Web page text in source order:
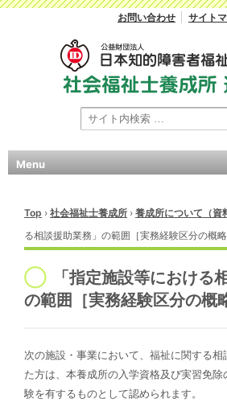
お問い合わせ サイト
Menu
Top › 社会福祉士養成所 › 養成所について（資
る相談援助業務」の範囲［実務経験区分の概略
「指定施設等における
の範囲［実務経験区分の概
次の施設・事業において、福祉に関する相
た方は、本養成所の入学資格及び実習免
験を有するものとして認められます。